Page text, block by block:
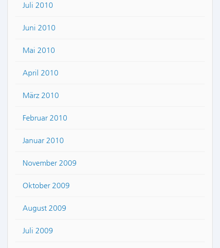
Juli 2010
Juni 2010
Mai 2010
April 2010
März 2010
Februar 2010
Januar 2010
November 2009
Oktober 2009
August 2009
Juli 2009